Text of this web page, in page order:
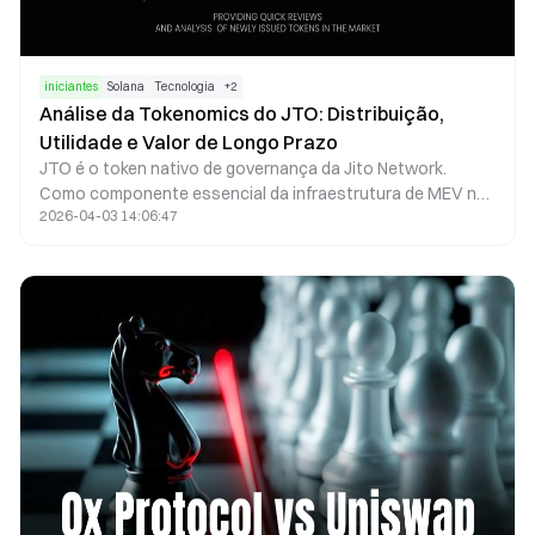
iniciantes Solana Tecnologia +2
Análise da Tokenomics do JTO: Distribuição,
Utilidade e Valor de Longo Prazo
JTO é o token nativo de governança da Jito Network.
Como componente essencial da infraestrutura de MEV no
ecossistema Solana, JTO concede direitos de governança
ecossistema. A oferta total do token, de 1 bilhão, foi
planejada para equilibrar incentivos de curto prazo com o
crescimento sustentável no longo prazo.
2026-04-03 14:06:47